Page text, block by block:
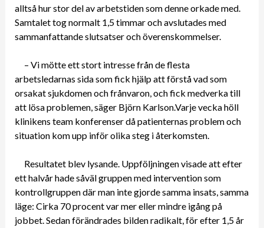
alltså hur stor del av arbetstiden som denne orkade med.
Samtalet tog normalt 1,5 timmar och avslutades med
sammanfattande slutsatser och överenskommelser.
– Vi mötte ett stort intresse från de flesta
arbetsledarnas sida som fick hjälp att förstå vad som
orsakat sjukdomen och frånvaron, och fick medverka till
att lösa problemen, säger Björn Karlson.Varje vecka höll
klinikens team konferenser då patienternas problem och
situation kom upp inför olika steg i återkomsten.
Resultatet blev lysande. Uppföljningen visade att efter
ett halvår hade såväl gruppen med intervention som
kontrollgruppen där man inte gjorde samma insats, samma
läge: Cirka 70 procent var mer eller mindre igång på
jobbet. Sedan förändrades bilden radikalt, för efter 1,5 år